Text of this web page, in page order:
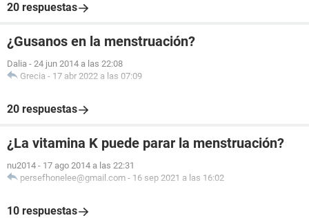
20 respuestas
¿Gusanos en la menstruación?
Dalia - 24 jun 2014 a las 22:08
Grecia - 17 abr 2022 a las 07:09
20 respuestas
¿La vitamina K puede parar la menstruación?
nu2014 - 17 ago 2014 a las 22:31
persefhonelee@gmail.com - 16 sep 2021 a las 16:02
10 respuestas